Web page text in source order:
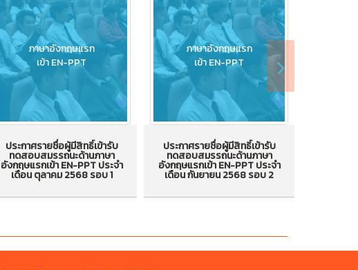
ภาษาอังกฤษแรก
เข้า EN-PPT
ประกาศรายชื่อผู้มีสิทธิ์เข้ารับ
ทดสอบสมรรถนะด้านภาษา
อังกฤษแรกเข้า EN-PPT
ประกาศรายชื่อผู้มีสิทธิ์เข้ารับ
ทดสอบสมรรถนะด้านภาษา
อังกฤษแรกเข้า EN-PPT ประจำ
เดือน ตุลาคม 2568 รอบ 1
ภาษาอังกฤษแรก
เข้า EN-PPT
ประกาศรายชื่อผู้มีสิทธิ์เข้ารับ
ทดสอบสมรรถนะด้านภาษา
อังกฤษแรกเข้า EN-PPT
ประกาศรายชื่อผู้มีสิทธิ์เข้ารับ
ทดสอบสมรรถนะด้านภาษา
อังกฤษแรกเข้า EN-PPT ประจำ
เดือน กันยายน 2568 รอบ 2